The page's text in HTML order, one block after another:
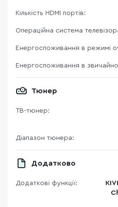
Кількість HDMI портів:
Операційна система
Енергоспоживання в режимі
Енергоспоживання в
Тюнер
ТВ-тюнер:
Діапазон тюнера:
Додатково
Додаткові функції: